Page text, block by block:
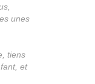
unes
tiens
et